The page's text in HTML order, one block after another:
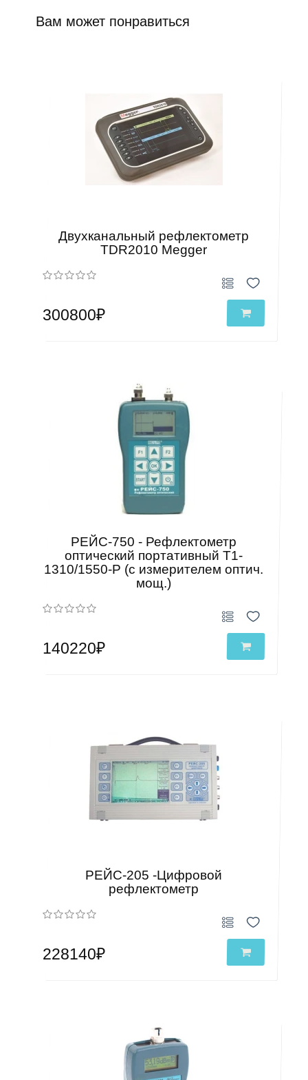
Вам может понравиться
Двухканальный рефлектометр
TDR2010 Megger
300800₽
РЕЙС-750 - Рефлектометр
оптический портативный Т1-
1310/1550-Р (с измерителем оптич.
мощ.)
140220₽
РЕЙС-205 -Цифровой
рефлектометр
228140₽